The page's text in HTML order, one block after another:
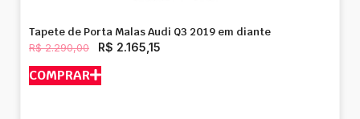
Tapete de Porta Malas Audi Q3 2019 em diante
R$2.290,00 R$ 2.165,15
COMPRAR